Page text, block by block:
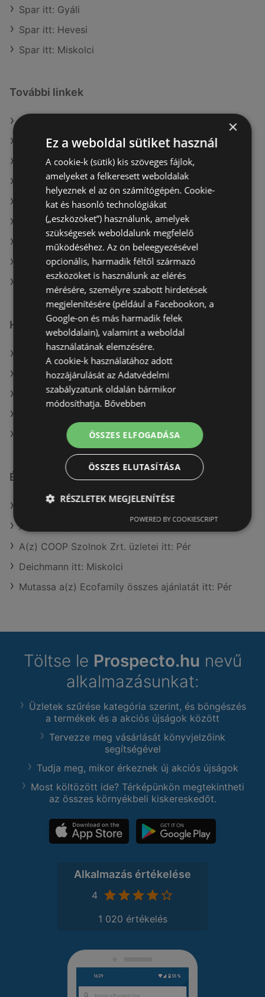
Spar itt: Gyáli
Spar itt: Hevesi
Spar itt: Miskolci
További linkek
A(z) Spar ajánlatai
A(z) Privát max ajánlatai
A(z) G'Roby ajánlatai
A(z) COOP Szolnok Zrt. aktuális akciós újságjai
A(z) Reál aktuális akciós újságjai
A(z) Ecofamily aktuális akciós újságjai
A(z) Tesco aktuális akciós újságjai
A(z) Penny-Market Kft. aktuális akciós újságjai
A(z) Spar üzletei itt: Sopron-Fertődi
Hasonló kiskereskedők
A(z) Penny-Market Kft. ajánlatai
A(z) Privát ajánlatai
A(z) Family Frost ajánlatai
A(z) Coop Tisza ajánlatai
Érdeklődésre számot tartó elemek itt:
A(z) OTP Bank üzletei itt: Pér
A(z) InterSport üzletei itt: Pér
A(z) COOP Szolnok Zrt. üzletei itt: Pér
Deichmann itt: Miskolci
Mutassa a(z) Ecofamily összes ajánlatát itt: Pér
Töltse le Prospecto.hu nevű
alkalmazásunkat:
Üzletek szűrése kategória szerint, és böngészés
a termékek és a akciós újságok között
Tervezze meg vásárlását könyvjelzőink
segítségével
Tudja meg, mikor érkeznek új akciós újságok
Most költözött ide? Térképünkön megtekintheti
az összes környékbeli kiskereskedőt.
Alkalmazás értékelése
4
1 020 értékelés
×
Ez a weboldal sütiket használ
A cookie-k (sütik) kis szöveges fájlok,
amelyeket a felkeresett weboldalak
helyeznek el az ön számítógépén. Cookie-
kat és hasonló technológiákat
(„eszközöket”) használunk, amelyek
szükségesek weboldalunk megfelelő
működéséhez. Az ön beleegyezésével
opcionális, harmadik féltől származó
eszközöket is használunk az elérés
mérésére, személyre szabott hirdetések
megjelenítésére (például a Facebookon, a
Google-on és más harmadik felek
weboldalain), valamint a weboldal
használatának elemzésére.
A cookie-k használatához adott
hozzájárulását az Adatvédelmi
szabályzatunk oldalán bármikor
módosíthatja. Bővebben
ÖSSZES ELFOGADÁSA
ÖSSZES ELUTASÍTÁSA
RÉSZLETEK MEGJELENÍTÉSE
POWERED BY COOKIESCRIPT